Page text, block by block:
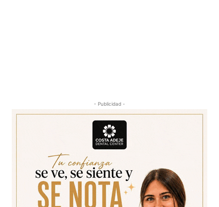
- Publicidad -